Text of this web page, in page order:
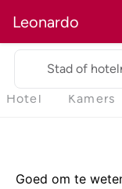
Leonardo
Stad of
Hotel Kamers
Goed om te